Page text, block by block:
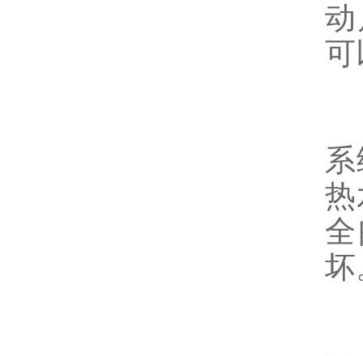
可
热
坏